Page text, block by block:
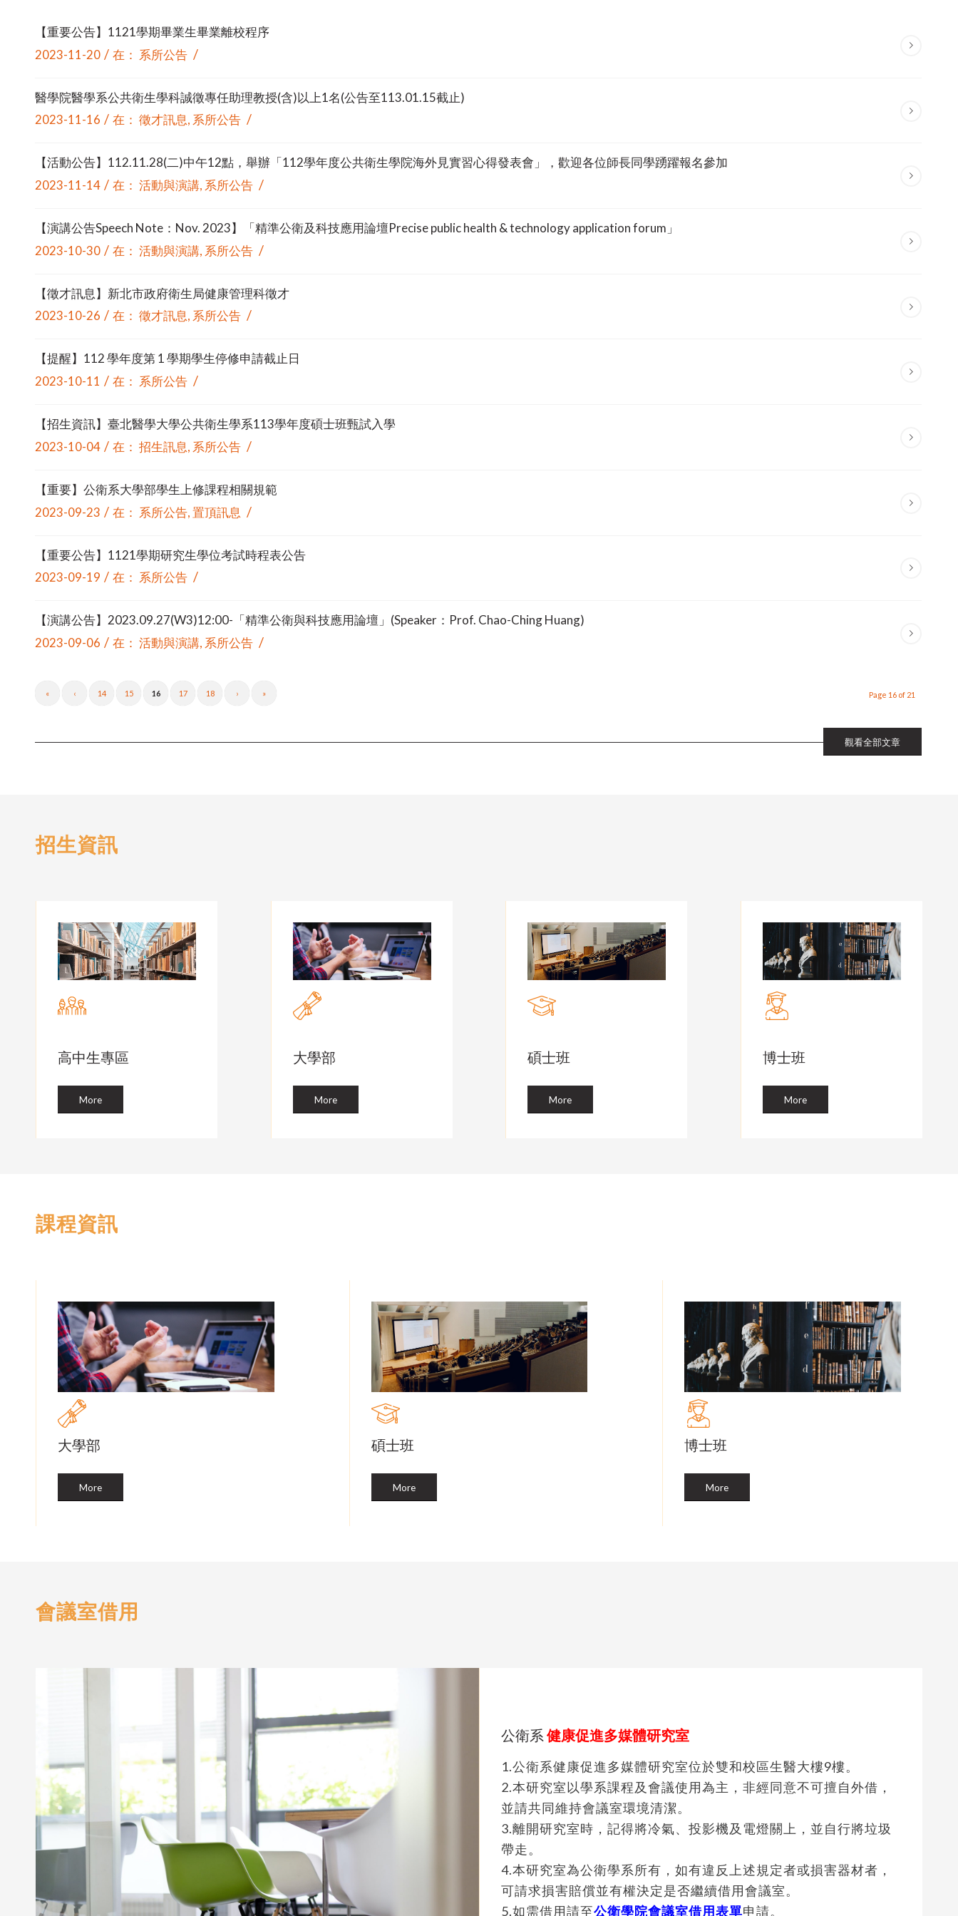
【重要公告】1121學期畢業生畢業離校程序
2023-11-20 / 在： 系所公告 /
醫學院醫學系公共衛生學科誠徵專任助理教授(含)以上1名(公告至113.01.15截止)
2023-11-16 / 在： 徵才訊息, 系所公告 /
【活動公告】112.11.28(二)中午12點，舉辦「112學年度公共衛生學院海外見實習心得發表會」，歡迎各位師長同學踴躍報名參加
2023-11-14 / 在： 活動與演講, 系所公告 /
【演講公告Speech Note：Nov. 2023】「精準公衛及科技應用論壇Precise public health & technology application forum」
2023-10-30 / 在： 活動與演講, 系所公告 /
【徵才訊息】新北市政府衛生局健康管理科徵才
2023-10-26 / 在： 徵才訊息, 系所公告 /
【提醒】112 學年度第 1 學期學生停修申請截止日
2023-10-11 / 在： 系所公告 /
【招生資訊】臺北醫學大學公共衛生學系113學年度碩士班甄試入學
2023-10-04 / 在： 招生訊息, 系所公告 /
【重要】公衛系大學部學生上修課程相關規範
2023-09-23 / 在： 系所公告,置頂訊息 /
【重要公告】1121學期研究生學位考試時程表公告
2023-09-19 / 在： 系所公告 /
【演講公告】2023.09.27(W3)12:00-「精準公衛與科技應用論壇」(Speaker：Prof. Chao-Ching Huang)
2023-09-06 / 在： 活動與演講, 系所公告 /
Page 16 of 21
« ‹ 14 15 16 17 18 › »
觀看全部文章
招生資訊
高中生專區
More
大學部
More
碩士班
More
博士班
More
課程資訊
大學部
More
碩士班
More
博士班
More
會議室借用
公衛系 健康促進多媒體研究室
1.公衛系健康促進多媒體研究室位於雙和校區生醫大樓9樓。
2.本研究室以學系課程及會議使用為主，非經同意不可擅自外借，
並請共同維持會議室環境清潔。
3.離開研究室時，記得將冷氣、投影機及電燈關上，並自行將垃圾
帶走。
4.本研究室為公衛學系所有，如有違反上述規定者或損害器材者，
可請求損害賠償並有權決定是否繼續借用會議室。
5.如需借用請至公衛學院會議室借用表單申請。